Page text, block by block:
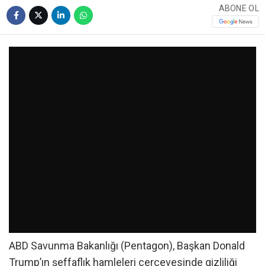
ABONE OL
ABD Savunma Bakanlığı (Pentagon), Başkan Donald
Trump’ın şeffaflık hamleleri çerçevesinde gizliliği